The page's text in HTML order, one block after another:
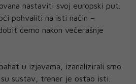
nastaviti svoj europski put.
pohvaliti na isti način –
ćemo nakon večerašnje
u izjavama, izanalizirali smo
sustav, trener je ostao isti.